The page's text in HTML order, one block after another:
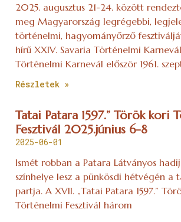
2025. augusztus 21-24. között
meg Magyarország legrégebbi,
történelmi, hagyományőrző
hírű XXIV. Savaria Történelmi
Történelmi Karnevál először 1961.
Részletek »
Tatai Patara 1597.” Török kori
Fesztivál 2025.június 6-8
2025-06-01
Ismét robban a Patara Látványos
színhelye lesz a pünkösdi hétvégén
partja. A XVII. „Tatai Patara 1597.”
Történelmi Fesztivál három